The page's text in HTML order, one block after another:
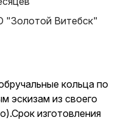
"Золотой Витебск"
кольца по
эскизам из своего
изготовления